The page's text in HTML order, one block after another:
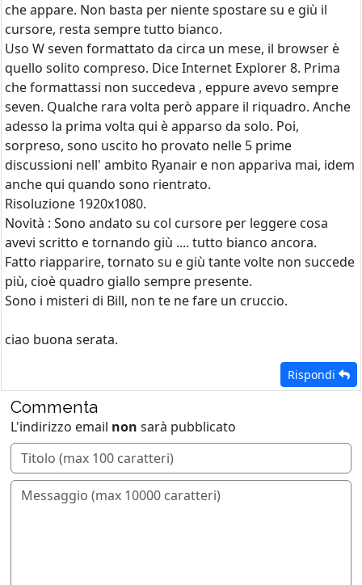
che appare. Non basta per niente spostare su e giù il
cursore, resta sempre tutto bianco.
Uso W seven formattato da circa un mese, il browser è
quello solito compreso. Dice Internet Explorer 8. Prima
che formattassi non succedeva , eppure avevo sempre
seven. Qualche rara volta però appare il riquadro. Anche
adesso la prima volta qui è apparso da solo. Poi,
sorpreso, sono uscito ho provato nelle 5 prime
discussioni nell' ambito Ryanair e non appariva mai, idem
anche qui quando sono rientrato.
Risoluzione 1920x1080.
Novità : Sono andato su col cursore per leggere cosa
avevi scritto e tornando giù .... tutto bianco ancora.
Fatto riapparire, tornato su e giù tante volte non succede
più, cioè quadro giallo sempre presente.
Sono i misteri di Bill, non te ne fare un cruccio.
ciao buona serata.
Rispondi
Commenta
L'indirizzo email non sarà pubblicato